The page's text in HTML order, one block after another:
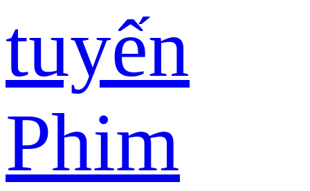
tuyến
Phim